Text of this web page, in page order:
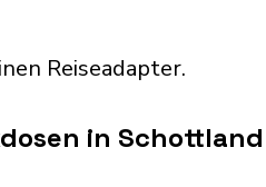
Reiseadapter.
in Schottland